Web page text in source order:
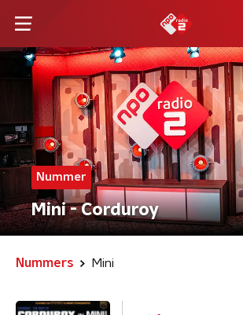
Nummer
Mini - Corduroy
Nummers Mini